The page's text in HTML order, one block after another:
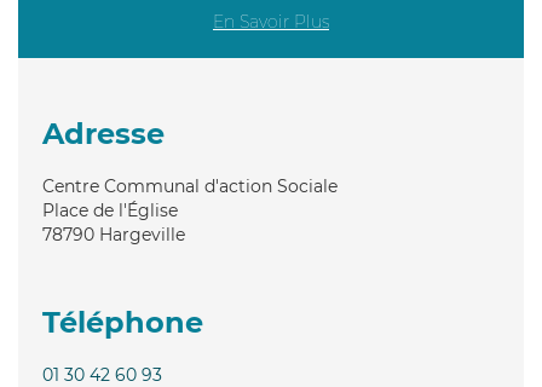
En Savoir Plus
Adresse
Centre Communal d'action Sociale
Place de l'Église
78790 Hargeville
Téléphone
01 30 42 60 93